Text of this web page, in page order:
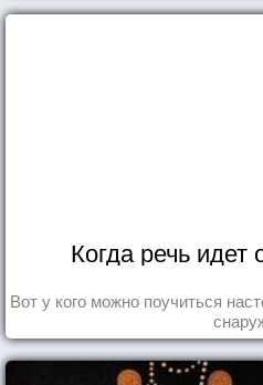
Когда речь идет
Вот у кого можно поучиться